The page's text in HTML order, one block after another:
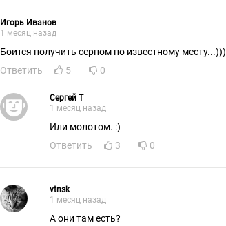
Игорь Иванов
1 месяц назад
Боится получить серпом по известному месту...)))
Ответить
5 0
Сергей Т
1 месяц назад
Или молотом. :)
Ответить
3 0
vtnsk
1 месяц назад
А они там есть?